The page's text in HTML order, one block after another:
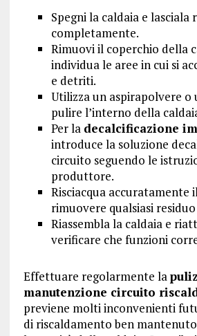
Spegni la caldaia e lasciala
completamente.
Rimuovi il coperchio della
individua le aree in cui si
e detriti.
Utilizza un aspirapolvere o
pulire l’interno della
Per la decalcificazione
introduce la soluzione
circuito seguendo le
produttore.
Risciacqua accuratamente
rimuovere qualsiasi
Riassembla la caldaia e
verificare che funzioni
Effettuare regolarmente la
manutenzione circuito
previene molti inconvenienti
di riscaldamento ben